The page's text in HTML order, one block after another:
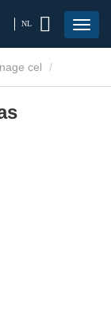
NL
cel